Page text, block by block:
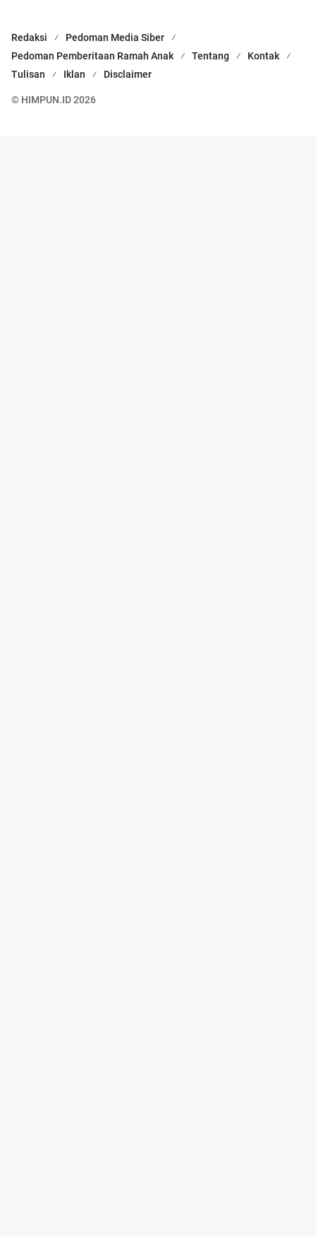
Redaksi
Pedoman Media Siber
Pedoman Pemberitaan Ramah Anak
Tentang
Kontak
Tulisan
Iklan Disclaimer
© HIMPUN.ID 2026